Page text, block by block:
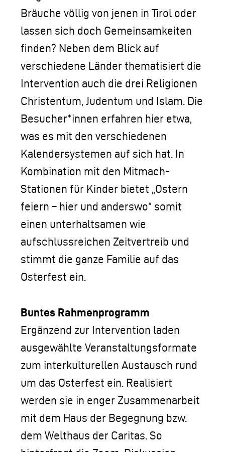
Bräuche völlig von jenen in Tirol oder
lassen sich doch Gemeinsamkeiten
finden? Neben dem Blick auf
verschiedene Länder thematisiert die
Intervention auch die drei Religionen
Christentum, Judentum und Islam. Die
Besucher*innen erfahren hier etwa,
was es mit den verschiedenen
Kalendersystemen auf sich hat. In
Kombination mit den Mitmach-
Stationen für Kinder bietet „Ostern
feiern – hier und anderswo“ somit
einen unterhaltsamen wie
aufschlussreichen Zeitvertreib und
stimmt die ganze Familie auf das
Osterfest ein.
Buntes Rahmenprogramm
Ergänzend zur Intervention laden
ausgewählte Veranstaltungsformate
zum interkulturellen Austausch rund
um das Osterfest ein. Realisiert
werden sie in enger Zusammenarbeit
mit dem Haus der Begegnung bzw.
dem Welthaus der Caritas. So